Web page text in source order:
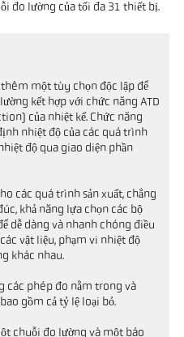
đo lường của tối đa 31 thiết bị.
một tùy chọn độc lập để
kết hợp với chức năng ATD
của nhiệt kế. Chức năng
nhiệt độ của các quá trình
độ qua giao diện phần
các quá trình sản xuất, chẳng
khả năng lựa chọn các bộ
dễ dàng và nhanh chóng điều
vật liệu, phạm vi nhiệt độ
khác nhau.
các phép đo nằm trong và
gồm cả tỷ lệ loại bỏ.
chuỗi đo lường và một báo